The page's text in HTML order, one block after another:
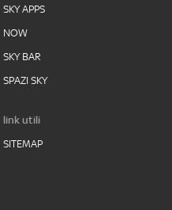
SKY APPS
NOW
SKY BAR
SPAZI SKY
link utili
SITEMAP